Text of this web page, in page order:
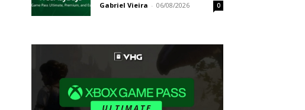
Gabriel Vieira - 06/08/2026 0